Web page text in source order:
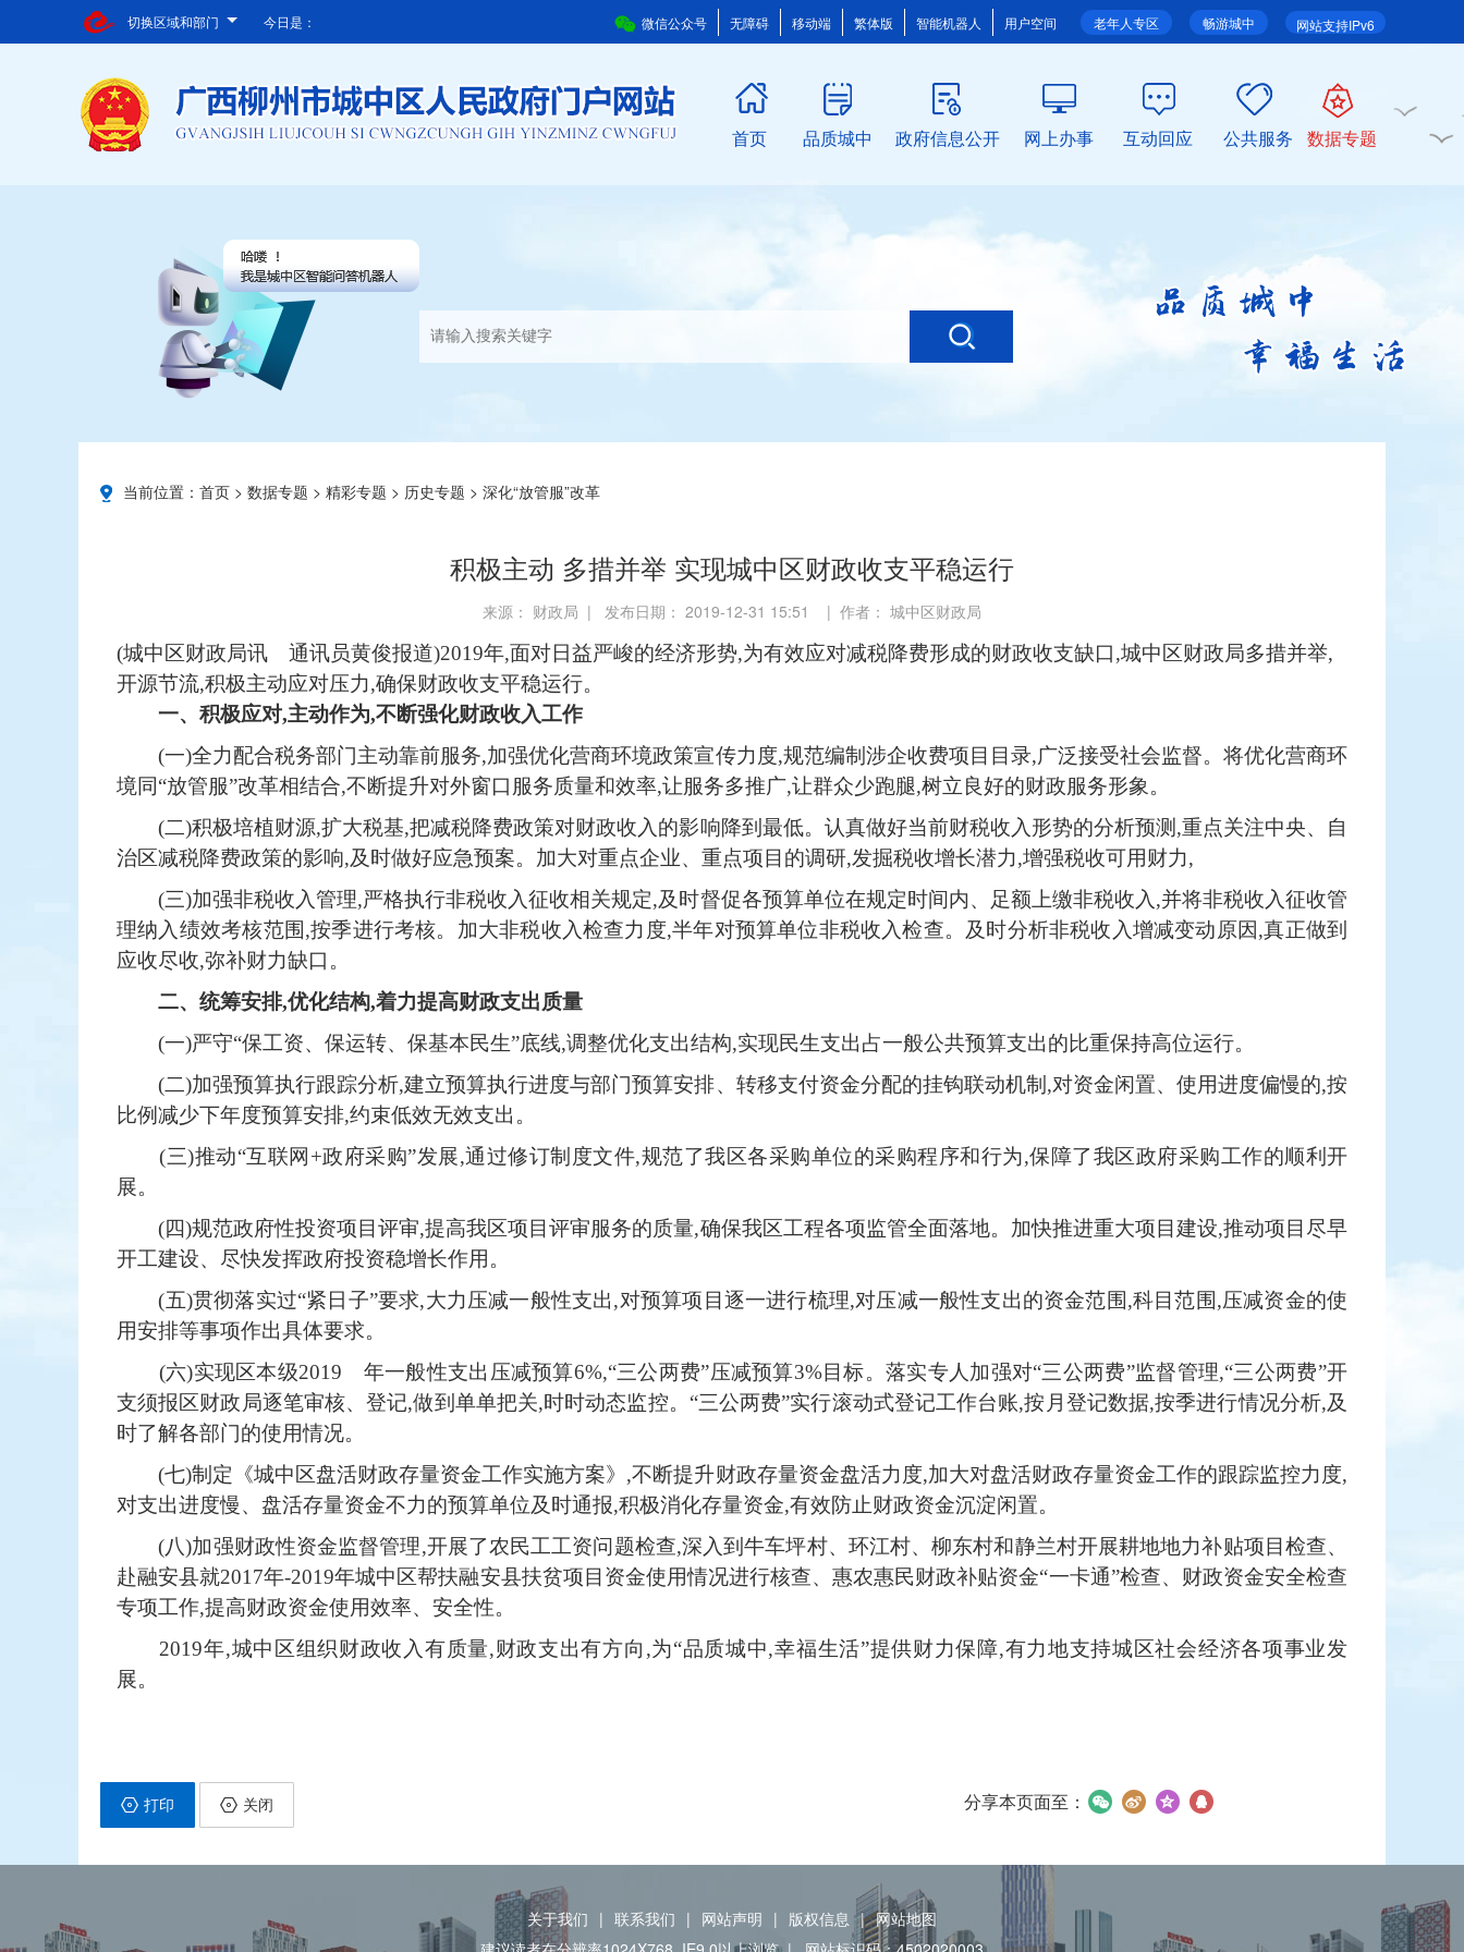
切换区域和部门 网站支持IPv6
畅游城中
老年人专区
微信公众号 无障碍 移动端 繁体版 智能机器人 用户空间
今日是：
首页 品质城中 政府信息公开 网上办事 互动回应 公共服务 数据专题
当前位置： 首页 > 数据专题 > 精彩专题 > 历史专题 > 深化“放管服”改革
积极主动 多措并举 实现城中区财政收支平稳运行
来源： 财政局 | 发布日期： 2019-12-31 15:51 | 作者： 城中区财政局
(城中区财政局讯 通讯员黄俊报道)2019年,面对日益严峻的经济形势,为有效应对减税降费形成的财政收支缺口,城中区财政局多措并举,
开源节流,积极主动应对压力,确保财政收支平稳运行。
一、积极应对,主动作为,不断强化财政收入工作
(一)全力配合税务部门主动靠前服务,加强优化营商环境政策宣传力度,规范编制涉企收费项目目录,广泛接受社会监督。将优化营商环
境同“放管服”改革相结合,不断提升对外窗口服务质量和效率,让服务多推广,让群众少跑腿,树立良好的财政服务形象。
(二)积极培植财源,扩大税基,把减税降费政策对财政收入的影响降到最低。认真做好当前财税收入形势的分析预测,重点关注中央、自
治区减税降费政策的影响,及时做好应急预案。加大对重点企业、重点项目的调研,发掘税收增长潜力,增强税收可用财力,
(三)加强非税收入管理,严格执行非税收入征收相关规定,及时督促各预算单位在规定时间内、足额上缴非税收入,并将非税收入征收管
理纳入绩效考核范围,按季进行考核。加大非税收入检查力度,半年对预算单位非税收入检查。及时分析非税收入增减变动原因,真正做到
应收尽收,弥补财力缺口。
二、统筹安排,优化结构,着力提高财政支出质量
(一)严守“保工资、保运转、保基本民生”底线,调整优化支出结构,实现民生支出占一般公共预算支出的比重保持高位运行。
(二)加强预算执行跟踪分析,建立预算执行进度与部门预算安排、转移支付资金分配的挂钩联动机制,对资金闲置、使用进度偏慢的,按
比例减少下年度预算安排,约束低效无效支出。
(三)推动“互联网+政府采购”发展,通过修订制度文件,规范了我区各采购单位的采购程序和行为,保障了我区政府采购工作的顺利开
展。
(四)规范政府性投资项目评审,提高我区项目评审服务的质量,确保我区工程各项监管全面落地。加快推进重大项目建设,推动项目尽早
开工建设、尽快发挥政府投资稳增长作用。
(五)贯彻落实过“紧日子”要求,大力压减一般性支出,对预算项目逐一进行梳理,对压减一般性支出的资金范围,科目范围,压减资金的使
用安排等事项作出具体要求。
(六)实现区本级2019 年一般性支出压减预算6%,“三公两费”压减预算3%目标。落实专人加强对“三公两费”监督管理,“三公两费”开
支须报区财政局逐笔审核、登记,做到单单把关,时时动态监控。“三公两费”实行滚动式登记工作台账,按月登记数据,按季进行情况分析,及
时了解各部门的使用情况。
(七)制定《城中区盘活财政存量资金工作实施方案》,不断提升财政存量资金盘活力度,加大对盘活财政存量资金工作的跟踪监控力度,
对支出进度慢、盘活存量资金不力的预算单位及时通报,积极消化存量资金,有效防止财政资金沉淀闲置。
(八)加强财政性资金监督管理,开展了农民工工资问题检查,深入到牛车坪村、环江村、柳东村和静兰村开展耕地地力补贴项目检查、
赴融安县就2017年-2019年城中区帮扶融安县扶贫项目资金使用情况进行核查、惠农惠民财政补贴资金“一卡通”检查、财政资金安全检查
专项工作,提高财政资金使用效率、安全性。
2019年,城中区组织财政收入有质量,财政支出有方向,为“品质城中,幸福生活”提供财力保障,有力地支持城区社会经济各项事业发
展。
打印 关闭 分享本页面至：
关于我们 | 联系我们 | 网站声明 | 版权信息 | 网站地图